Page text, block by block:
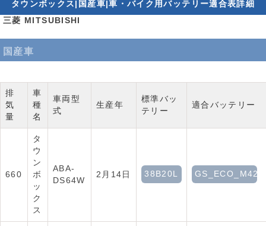
タウンボックス|国産車|車・バイク用バッテリー適合表詳細
三菱 MITSUBISHI
国産車
排
気
量
車
種
名
車両型
式
生産年
標準バッ
テリー
適合バッテリー
660
タ
ウ
ン
ボ
ッ
ク
ス
ABA-
DS64W
2月14日 38B20L GS_ECO_M42